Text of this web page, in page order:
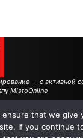
— с активной
MistoOnline
АВТОРЫ
ensure that we give
If you continue